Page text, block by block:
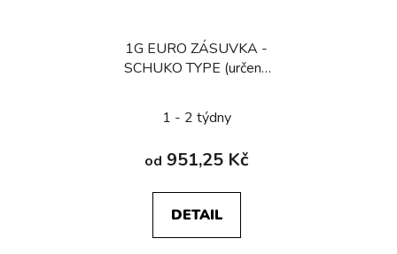
1G EURO ZÁSUVKA -
SCHUKO TYPE (určeno
1 - 2 týdny
od 951,25 Kč
DETAIL